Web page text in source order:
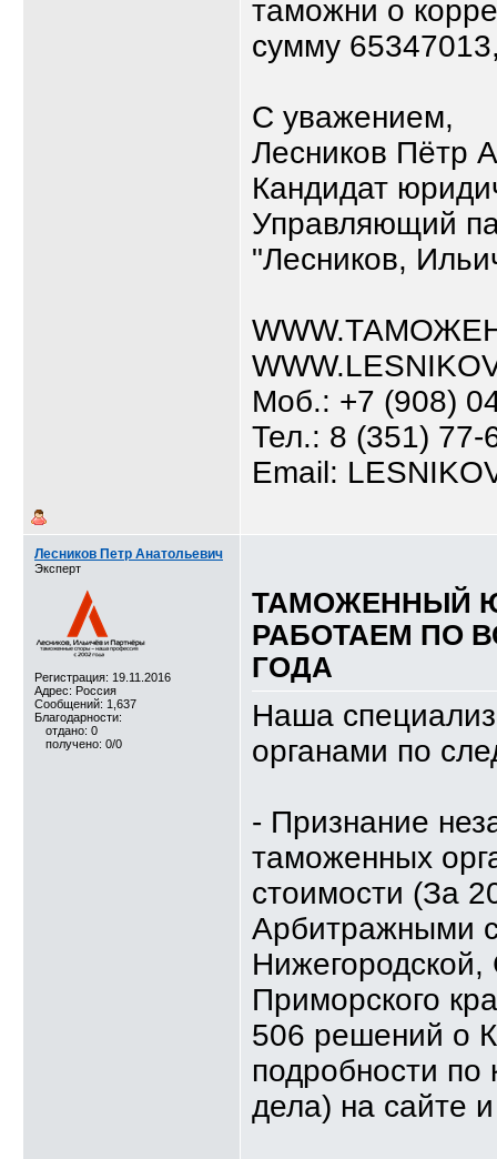
таможни о
сумму
С уважением,
Лесников Пётр
Кандидат
Управляющий
"Лесников,
Моб.: +7 (908)
Тел.: 8 (351) 77-
Email:
Лесников Петр Анатольевич
Эксперт
Регистрация: 19.11.2016
Адрес: Россия
Сообщений: 1,637
Благодарности:
отдано: 0
получено: 0/0
ТАМОЖЕННЫЙ
РАБОТАЕМ ПО
ГОДА
Наша
органами по
- Признание
таможенных
стоимости (За
Арбитражными
Приморского
506 решений о
подробности
дела) на сайте